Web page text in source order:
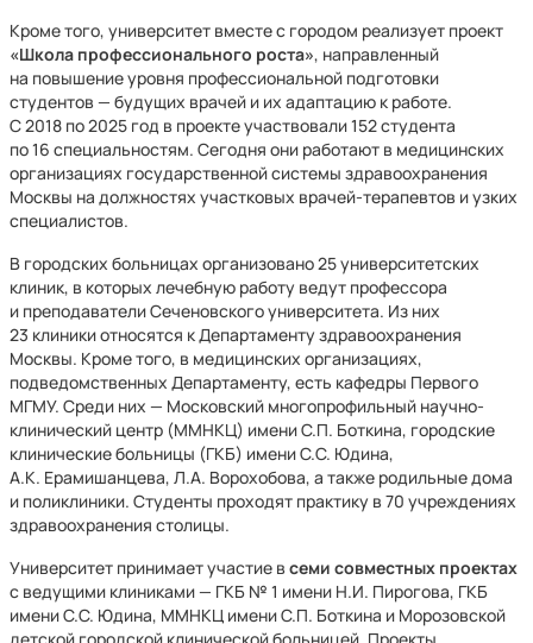
Кроме того, университет вместе с городом реализует проект
«Школа профессионального роста», направленный
на повышение уровня профессиональной подготовки
студентов — будущих врачей и их адаптацию к работе.
С 2018 по 2025 год в проекте участвовали 152 студента
по 16 специальностям. Сегодня они работают в медицинских
организациях государственной системы здравоохранения
Москвы на должностях участковых врачей-терапевтов и узких
специалистов.
В городских больницах организовано 25 университетских
клиник, в которых лечебную работу ведут профессора
и преподаватели Сеченовского университета. Из них
23 клиники относятся к Департаменту здравоохранения
Москвы. Кроме того, в медицинских организациях,
подведомственных Департаменту, есть кафедры Первого
МГМУ. Среди них — Московский многопрофильный научно-
клинический центр (ММНКЦ) имени С.П. Боткина, городские
клинические больницы (ГКБ) имени С.С. Юдина,
А.К. Ерамишанцева, Л.А. Ворохобова, а также родильные дома
и поликлиники. Студенты проходят практику в 70 учреждениях
здравоохранения столицы.
Университет принимает участие в семи совместных проектах
с ведущими клиниками — ГКБ № 1 имени Н.И. Пирогова, ГКБ
имени С.С. Юдина, ММНКЦ имени С.П. Боткина и Морозовской